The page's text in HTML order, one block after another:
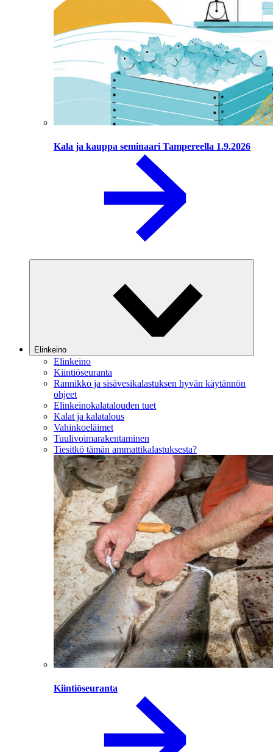
Kala ja kauppa seminaari Tampereella 1.9.2026
Elinkeino
Elinkeino
Kiintiöseuranta
Rannikko ja sisävesikalastuksen hyvän käytännön
ohjeet
Elinkeinokalatalouden tuet
Kalat ja kalatalous
Vahinkoeläimet
Tuulivoimarakentaminen
Tiesitkö tämän ammattikalastuksesta?
Kiintiöseuranta